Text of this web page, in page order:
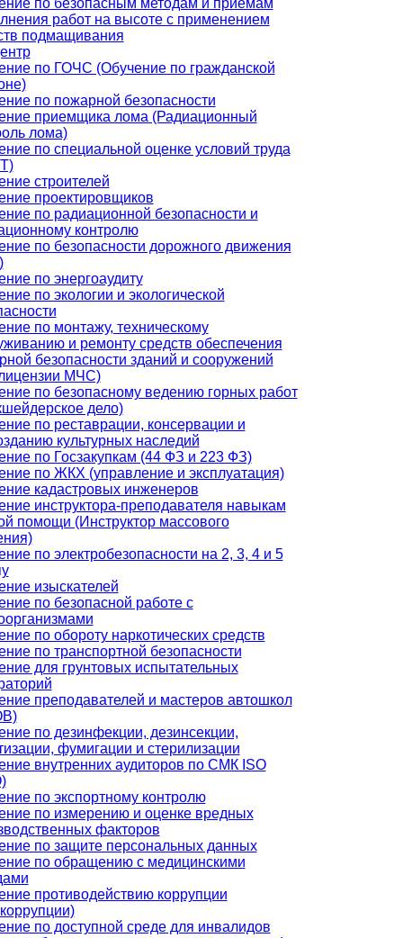
работ на высоте с применением
подмащивания
по ГОЧС (Обучение по гражданской
по пожарной безопасности
приемщика лома (Радиационный
лома)
по специальной оценке условий труда
строителей
проектировщиков
по радиационной безопасности и
контролю
по безопасности дорожного движения
по энергоаудиту
по экологии и экологической
по монтажу, техническому
и ремонту средств обеспечения
безопасности зданий и сооружений
МЧС)
по безопасному ведению горных работ
дело)
по реставрации, консервации и
культурных наследий
по Госзакупкам (44 ФЗ и 223 ФЗ)
по ЖКХ (управление и эксплуатация)
кадастровых инженеров
инструктора-преподавателя навыкам
помощи (Инструктор массового
по электробезопасности на 2, 3, 4 и 5
изыскателей
по безопасной работе с
по обороту наркотических средств
по транспортной безопасности
для грунтовых испытательных
преподавателей и мастеров автошкол
по дезинфекции, дезинсекции,
фумигации и стерилизации
внутренних аудиторов по СМК ISO
по экспортному контролю
по измерению и оценке вредных
факторов
по защите персональных данных
по обращению с медицинскими
противодействию коррупции
по доступной среде для инвалидов